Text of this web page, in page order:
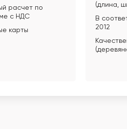
расчет по
с НДС
карты
(длина,
В
2012